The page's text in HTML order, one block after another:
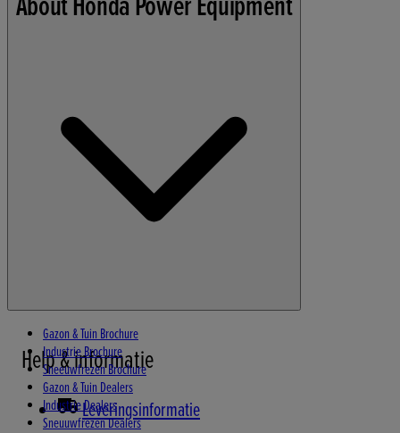
Privacybeleid
Gazon & Tuin Brochure
Industrie Brochure
Sneeuwfrezen Brochure
Gazon & Tuin Dealers
Industrie Dealers
Sneuuwfrezen Dealers
Help & informatie
Leveringsinformatie